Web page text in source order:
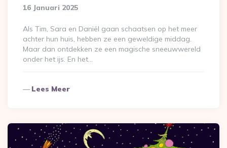
16 Januari 2025
Als Tim, Sara en Daniël gaan schaatsen op het meer
achter hun huis, hebben ze een geweldige middag.
Maar dan ontdekken ze een magische sneeuwwereld
onder het ijs. En het…
Lees Meer